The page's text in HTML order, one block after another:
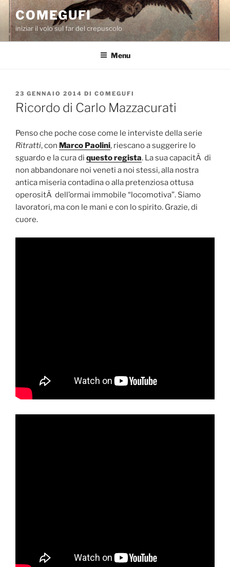
Salta
contenuto
COMEGUFI
iniziar il volo sul far del crepuscolo
Menu
PUBBLICATO
IL
23 GENNAIO 2014 DI COMEGUFI
Ricordo di Carlo Mazzacurati
Penso che poche cose come le interviste della serie
Ritratti, con Marco Paolini, riescano a suggerire lo
sguardo e la cura di questo regista. La sua capacitÃ di
non abbandonare noi veneti a noi stessi, alla nostra
antica miseria contadina o alla pretenziosa ottusa
operositÃ dell’ormai immobile “locomotiva”. Siamo
lavoratori, ma con le mani e con lo spirito. Grazie, di
cuore.